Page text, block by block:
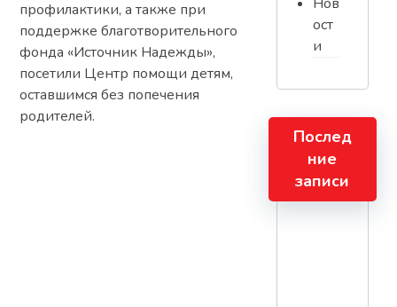
профилактики, а также при
поддержке благотворительного
фонда «Источник Надежды»,
посетили Центр помощи детям,
оставшимся без попечения
родителей.
ост
и
Послед
ние
записи